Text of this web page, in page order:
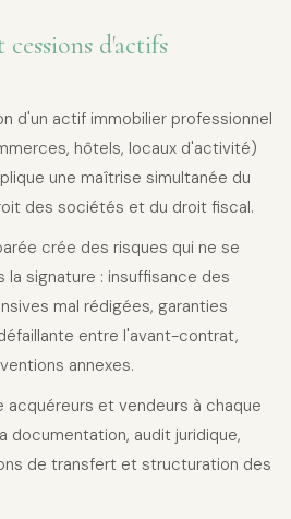
d'actifs
d'un actif immobilier professionnel
hôtels, locaux d'activité)
une maîtrise simultanée du
des sociétés et du droit fiscal.
crée des risques qui ne se
signature : insuffisance des
mal rédigées, garanties
entre l'avant-contrat,
annexes.
acquéreurs et vendeurs à chaque
documentation, audit juridique,
de transfert et structuration des